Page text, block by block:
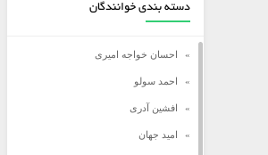
دسته بندی خوانندگان
احسان خواجه امیری
احمد سولو
افشین آدری
امید جهان